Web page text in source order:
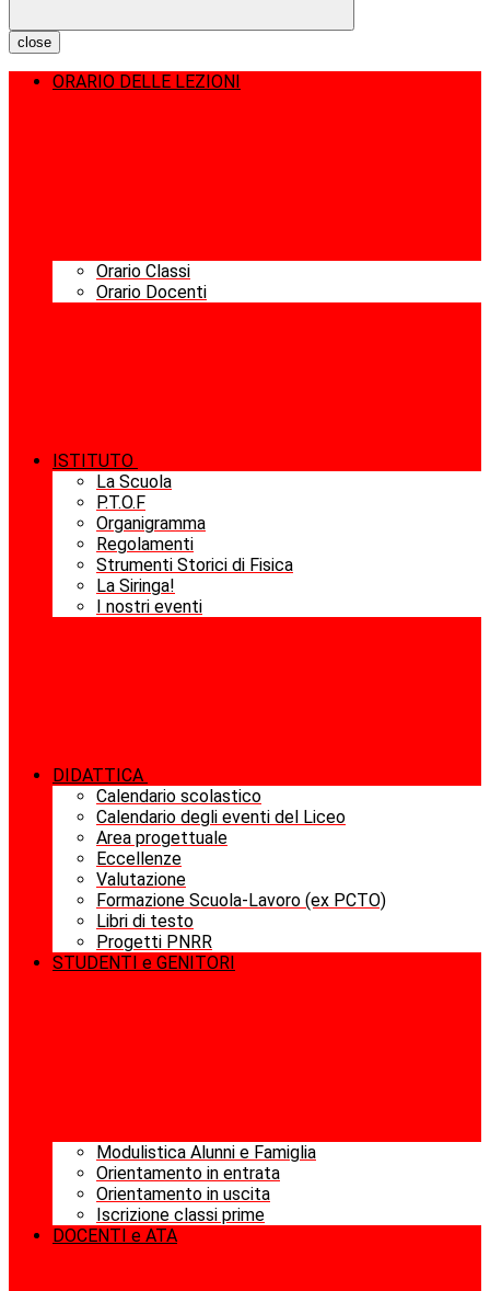
close
ORARIO DELLE LEZIONI
Orario Classi
Orario Docenti
ISTITUTO
La Scuola
P.T.O.F
Organigramma
Regolamenti
Strumenti Storici di Fisica
La Siringa!
I nostri eventi
DIDATTICA
Calendario scolastico
Calendario degli eventi del Liceo
Area progettuale
Eccellenze
Valutazione
Formazione Scuola-Lavoro (ex PCTO)
Libri di testo
Progetti PNRR
STUDENTI e GENITORI
Modulistica Alunni e Famiglia
Orientamento in entrata
Orientamento in uscita
Iscrizione classi prime
DOCENTI e ATA